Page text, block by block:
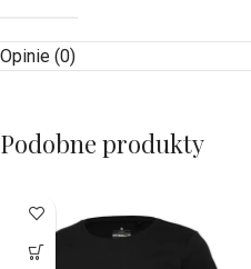
Opinie (0)
Podobne produkty